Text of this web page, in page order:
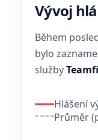
Vývoj
Během
bylo
služby
Hlášení
Průměr